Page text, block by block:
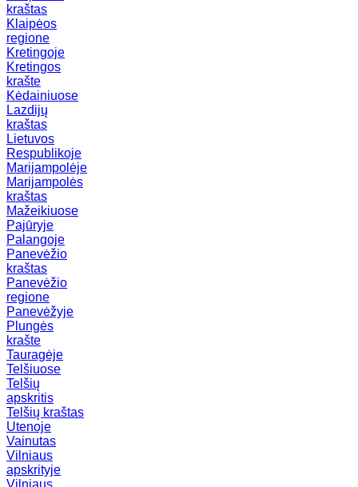
kraštas
Klaipėos
regione
Kretingoje
Kretingos
krašte
Kėdainiuose
Lazdijų
kraštas
Lietuvos
Respublikoje
Marijampolėje
Marijampolės
kraštas
Mažeikiuose
Pajūryje
Palangoje
Panevėžio
kraštas
Panevėžio
regione
Panevėžyje
Plungės
krašte
Tauragėje
Telšiuose
Telšių
apskritis
Telšių kraštas
Utenoje
Vainutas
Vilniaus
apskrityje
Vilniaus